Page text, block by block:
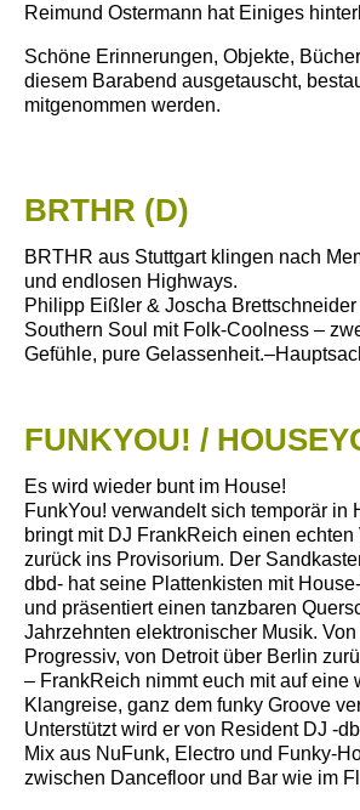
Reimund Ostermann hat Einiges
Schöne Erinnerungen, Objekte,
diesem Barabend ausgetauscht,
mitgenommen werden.
BRTHR (D)
BRTHR aus Stuttgart klingen nach
und endlosen Highways.
Philipp Eißler & Joscha
Southern Soul mit Folk-Coolness –
Gefühle, pure
FUNKYOU! /
Es wird wieder bunt im House!
FunkYou! verwandelt sich temporär in
bringt mit DJ FrankReich einen
zurück ins Provisorium. Der
dbd- hat seine Plattenkisten mit
und präsentiert einen tanzbaren
Jahrzehnten elektronischer Musik.
Progressiv, von Detroit über Berlin
– FrankReich nimmt euch mit auf eine
Klangreise, ganz dem funky Groove
Unterstützt wird er von Resident DJ -
Mix aus NuFunk, Electro und Funky-
zwischen Dancefloor und Bar wie im